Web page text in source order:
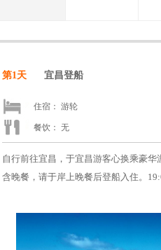
第1天 宜昌登船
住宿： 游轮
餐饮： 无
自行前往宜昌，于宜昌游客心换乘豪
含晚餐，请于岸上晚餐后登船入住。